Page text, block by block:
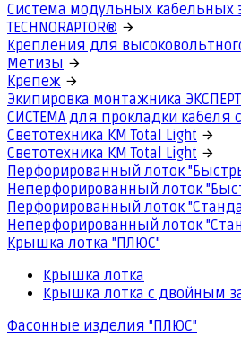
Система модульных кабельных
TECHNORAPTOR®
Крепления для
Метизы
Крепеж
Экипировка монтажника ЭКСПЕРТ
СИСТЕМА для прокладки кабеля
Светотехника КМ Total Light
Светотехника КМ Total Light
Перфорированный лоток
Неперфорированный лоток
Перфорированный лоток
Неперфорированный лоток
Крышка лотка "ПЛЮС"
Крышка лотка
Крышка лотка с двойным
Фасонные изделия "ПЛЮС"